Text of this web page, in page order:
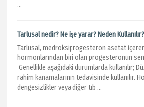
...
Tarlusal nedir? Ne işe yarar? Neden Kullanılır?
Tarlusal, medroksiprogesteron asetat içeren
hormonlarından biri olan progesteronun
Genellikle aşağıdaki durumlarda kullanılır;
rahim kanamalarının tedavisinde kullanılır.
dengesizlikler veya diğer tıb ...